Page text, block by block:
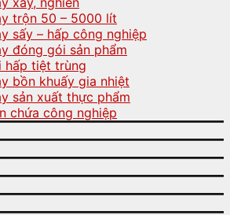
trộn 50 – 5000 lít
sấy – hấp công nghiệp
đóng gói sản phẩm
hấp tiệt trùng
bồn khuấy gia nhiệt
sản xuất thực phẩm
chứa công nghiệp